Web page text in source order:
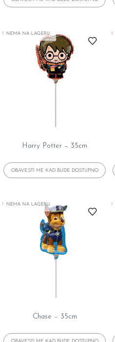
NEMA NA LAGERU
Harry Potter – 35cm
NEMA NA LAGERU
Chase – 35cm